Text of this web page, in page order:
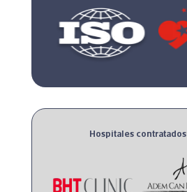
Hospitales contratados